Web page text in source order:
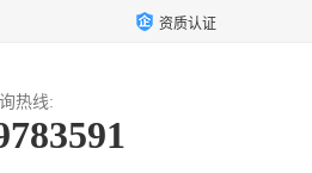
资质认证
热线: